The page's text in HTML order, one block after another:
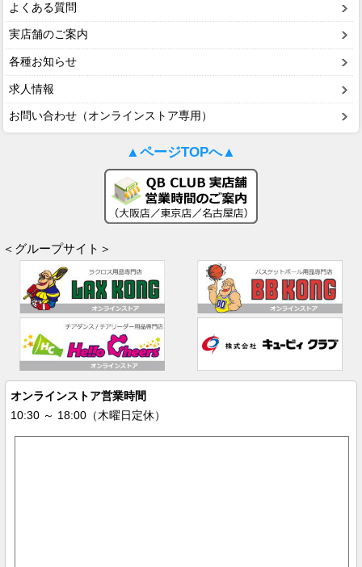
よくある質問
実店舗のご案内
各種お知らせ
求人情報
お問い合わせ（オンラインストア専用）
▲ページTOPへ▲
＜グループサイト＞
オンラインストア営業時間
10:30 ～ 18:00（木曜日定休）